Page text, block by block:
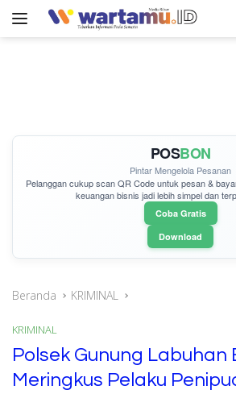
POSBON
Pintar Mengelola Pesanan
Pelanggan cukupscan QR Codeuntuk pesan &
keuangan bisnis jadi lebih simpel dan
Coba Gratis
Download
Beranda KRIMINAL
KRIMINAL
Polsek Gunung Labuhan
Meringkus Pelaku